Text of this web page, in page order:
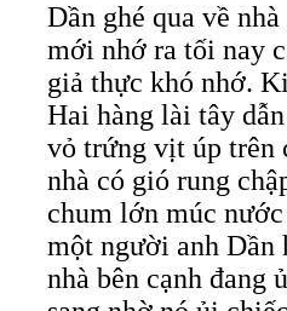
Dần ghé qua về
mới nhớ ra tối nay
giả thực khó nhớ.
Hai hàng lài tây
vỏ trứng vịt úp trên
nhà có gió rung
chum lớn múc
một người anh Dần
nhà bên cạnh đang